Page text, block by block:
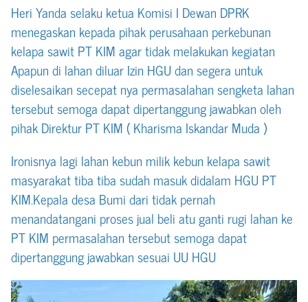
Heri Yanda selaku ketua Komisi I Dewan DPRK
menegaskan kepada pihak perusahaan perkebunan
kelapa sawit PT KIM agar tidak melakukan kegiatan
Apapun di lahan diluar Izin HGU dan segera untuk
diselesaikan secepat nya permasalahan sengketa lahan
tersebut semoga dapat dipertanggung jawabkan oleh
pihak Direktur PT KIM ( Kharisma Iskandar Muda )
Ironisnya lagi lahan kebun milik kebun kelapa sawit
masyarakat tiba tiba sudah masuk didalam HGU PT
KIM.Kepala desa Bumi dari tidak pernah
menandatangani proses jual beli atu ganti rugi lahan ke
PT KIM permasalahan tersebut semoga dapat
dipertanggung jawabkan sesuai UU HGU